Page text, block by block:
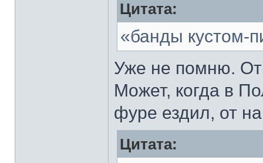
Цитата:
«банды кустом-
Уже не помню.
Может, когда в
фуре ездил, от
Цитата: